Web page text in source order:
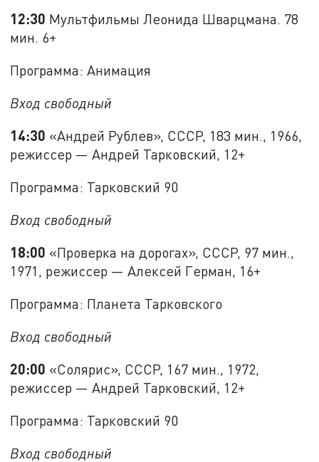
12:30 Мультфильмы Леонида Шварцмана. 78
мин. 6+
Программа: Анимация
Вход свободный
14:30 «Андрей Рублев», СССР, 183 мин., 1966,
режиссер — Андрей Тарковский, 12+
Программа: Тарковский 90
Вход свободный
18:00 «Проверка на дорогах», СССР, 97 мин.,
1971, режиссер — Алексей Герман, 16+
Программа: Планета Тарковского
Вход свободный
20:00 «Солярис», СССР, 167 мин., 1972,
режиссер — Андрей Тарковский, 12+
Программа: Тарковский 90
Вход свободный